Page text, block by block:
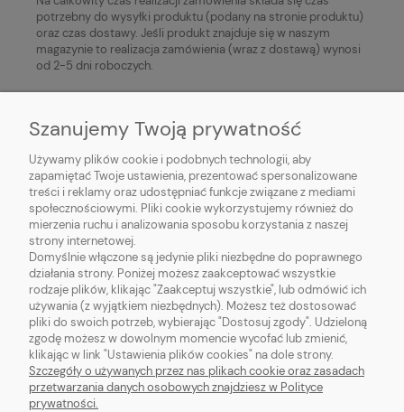
potrzebny do wysyłki produktu (podany na stronie produktu)
oraz czas dostawy. Jeśli produkt znajduje się w naszym
magazynie to realizacja zamówienia (wraz z dostawą) wynosi
od 2-5 dni roboczych.
O NAS
OBSŁUGA KLIENTA
POMOC
MOJE KONTO
Szanujemy Twoją prywatność
Używamy plików cookie i podobnych technologii, aby
zapamiętać Twoje ustawienia, prezentować spersonalizowane
treści i reklamy oraz udostępniać funkcje związane z mediami
społecznościowymi. Pliki cookie wykorzystujemy również do
mierzenia ruchu i analizowania sposobu korzystania z naszej
strony internetowej.
Domyślnie włączone są jedynie pliki niezbędne do poprawnego
działania strony. Poniżej możesz zaakceptować wszystkie
rodzaje plików, klikając "Zaakceptuj wszystkie", lub odmówić ich
używania (z wyjątkiem niezbędnych). Możesz też dostosować
pliki do swoich potrzeb, wybierając "Dostosuj zgody". Udzieloną
zgodę możesz w dowolnym momencie wycofać lub zmienić,
klikając w link "Ustawienia plików cookies" na dole strony.
Szczegóły o używanych przez nas plikach cookie oraz zasadach
przetwarzania danych osobowych znajdziesz w Polityce
prywatności.